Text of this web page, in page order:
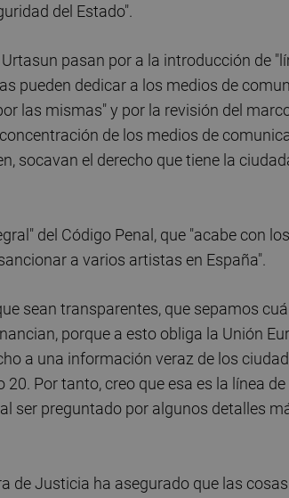
del Estado".
Urtasun pasan por a la introducción de
pueden dedicar a los medios de
las mismas" y por la revisión del
de los medios de
socavan el derecho que tiene la
del Código Penal, que "acabe con
a varios artistas en España".
sean transparentes, que sepamos
porque a esto obliga la Unión
a una información veraz de los
Por tanto, creo que esa es la línea
al ser preguntado por algunos detalles
de Justicia ha asegurado que las